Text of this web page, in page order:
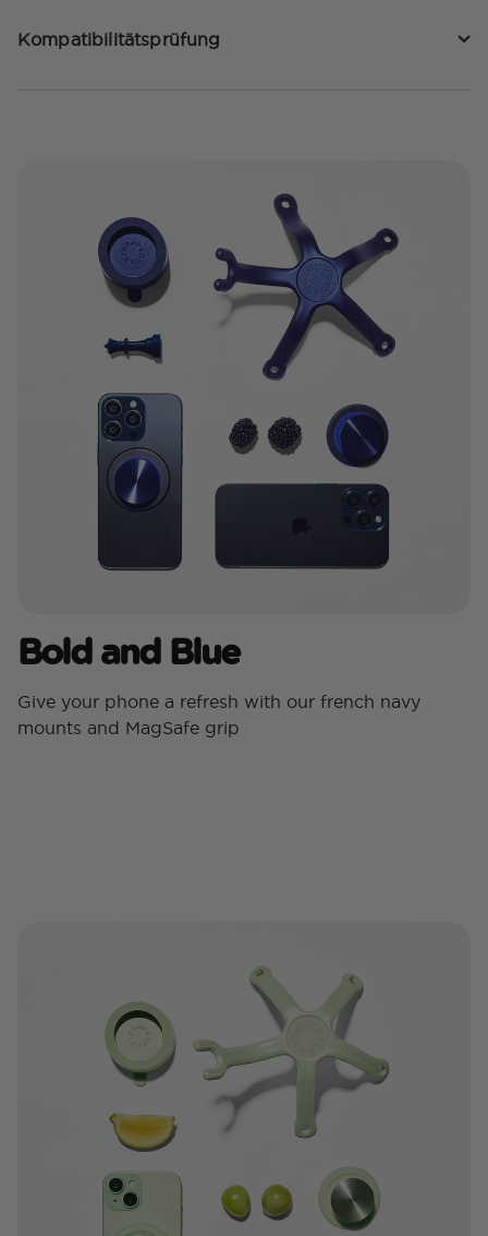
Kompatibilitätsprüfung
Bold and Blue
Give your phone a refresh with our french navy
mounts and MagSafe grip